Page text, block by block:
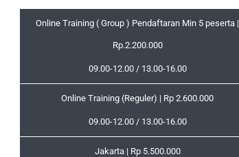
Online Training ( Group ) Pendaftaran Min 5 peserta |
Rp.2.200.000
09.00-12.00 / 13.00-16.00
Online Training (Reguler) | Rp 2.600.000
09.00-12.00 / 13.00-16.00
Jakarta | Rp 5.500.000